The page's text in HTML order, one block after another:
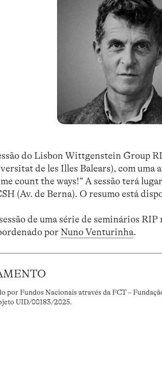
do Lisbon Wittgenstein Group
de les Illes Balears), com uma
count the ways!” A sessão terá
(Av. de Berna). O resumo está
sessão de uma série de seminários
por Nuno Venturinha.
por Fundos Nacionais através da FCT –
UID/00183/2025.